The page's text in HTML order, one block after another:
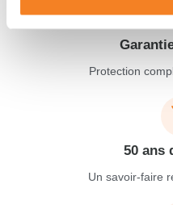
Protection
50 ans
Un savoir-faire